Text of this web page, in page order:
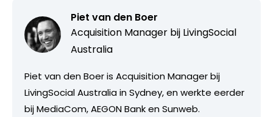
Piet van den Boer
Acquisition Manager bij LivingSocial
Australia
Piet van den Boer is Acquisition Manager bij
LivingSocial Australia in Sydney, en werkte eerder
bij MediaCom, AEGON Bank en Sunweb.